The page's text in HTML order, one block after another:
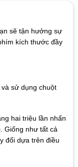
sẽ tận hưởng sự
kích thước đầy
sử dụng chuột
hai triệu lần nhấn
Giống như tất cả
đổi dựa trên điều